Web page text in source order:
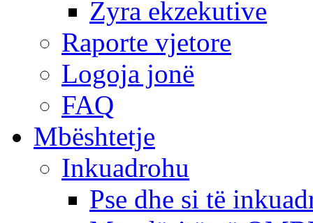
Zyra ekzekutive
Raporte vjetore
Logoja jonë
FAQ
Mbështetje
Inkuadrohu
Pse dhe si të